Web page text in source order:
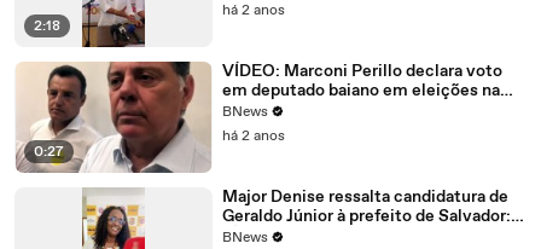
2:18
há 2 anos
0:27
VÍDEO: Marconi Perillo declara voto
em deputado baiano em eleições na
Câmara dos Deputados: "Tenho muita
simpatia por o Elmar"
BNews
há 2 anos
Major Denise ressalta candidatura de
Geraldo Júnior à prefeito de Salvador:
"É o meu candidato"
BNews